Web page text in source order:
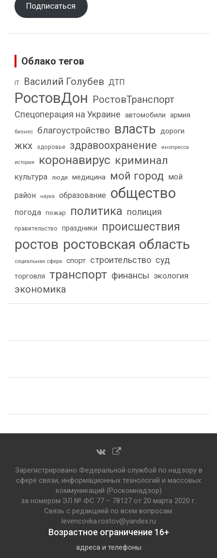
Подписаться
Облако тегов
IT Василий Голубев ДТП
РостовДон РостовТранспорт
Спецоперация на Украине автомобили армия
бизнес благоустройство власть дороги
жкх здоровье здравоохранение инопресса
история коронавирус криминал
культура люди медицина мой город мой
район
наука образование общество
погода пожар политика полиция
правительство праздники происшествия
ростов ростовская область
социальная сфера спорт строительство суд
торговля транспорт финансы экология
экономика
Зарегистрировано Федеральной службой по надзору в
сфере связи, информационных технологий и массовых
коммуникаций (Роскомнадзор)
за номером ЭЛ № ФС 77 – 78127 от 20 марта 2020 г.
Связь с редакцией по всем вопросам:
levencovka.rostov@yandex.ru
Возрастное ограничение 16+
адреса и телефоны